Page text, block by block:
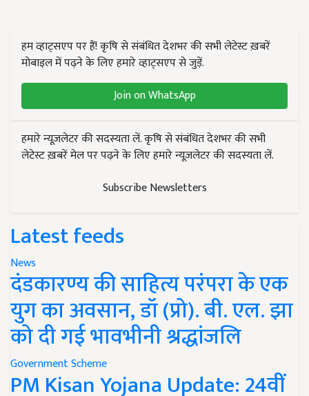
हम व्हाट्सएप पर हैं! कृषि से संबंधित देशभर की सभी लेटेस्ट ख़बरें
मोबाइल में पढ़ने के लिए हमारे व्हाट्सएप से जुड़ें.
Join on WhatsApp
हमारे न्यूज़लेटर की सदस्यता लें. कृषि से संबंधित देशभर की सभी
लेटेस्ट ख़बरें मेल पर पढ़ने के लिए हमारे न्यूज़लेटर की सदस्यता लें.
Subscribe Newsletters
Latest feeds
News
दंडकारण्य की साहित्य परंपरा के एक
युग का अवसान, डॉ (प्रो). बी. एल. झा
को दी गई भावभीनी श्रद्धांजलि
Government Scheme
PM Kisan Yojana Update: 24वीं